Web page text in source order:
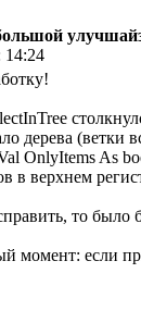
14:24
дерева
OnlyItems As
в верхнем
то было
момент: если